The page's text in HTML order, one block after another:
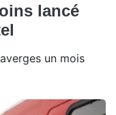
lancé
un mois